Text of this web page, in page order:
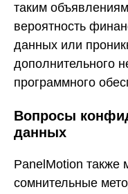
таким
вероятность
данных или
дополнительного
программного
Вопросы
данных
PanelMotion также
сомнительные